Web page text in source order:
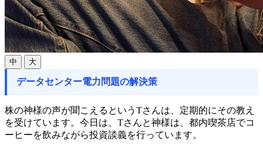
中 大
データセンター電力問題の解決策
株の神様の声が聞こえるというTさんは、定期的にその教え
を受けています。今日は、Tさんと神様は、都内喫茶店でコ
ーヒーを飲みながら投資談義を行っています。